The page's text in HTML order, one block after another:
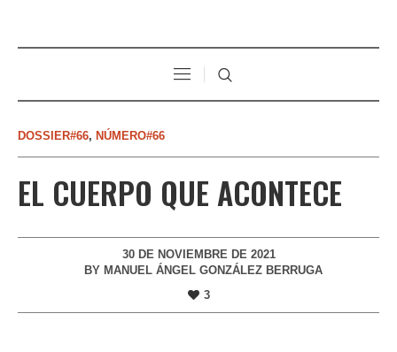
DOSSIER#66, NÚMERO#66
EL CUERPO QUE ACONTECE
30 DE NOVIEMBRE DE 2021
BY MANUEL ÁNGEL GONZÁLEZ BERRUGA
3